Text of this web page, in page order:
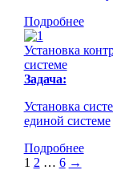
Подробнее
Установка
системе
Задача:
Установка
единой системе
Подробнее
1 2 … 6 →